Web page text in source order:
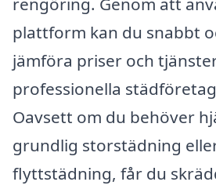
plattform kan du snabbt
jämföra priser och
professionella
Oavsett om du behöver
grundlig storstädning
flyttstädning, får du